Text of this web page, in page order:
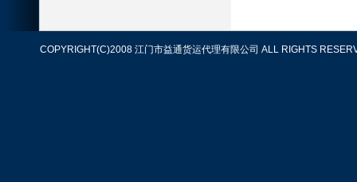
COPYRIGHT(C)2008 江门市益通货运代理有限公司 ALL RIGHTS